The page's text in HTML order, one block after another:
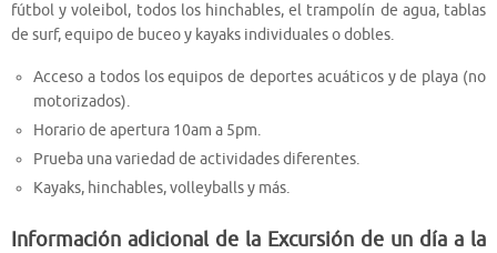
fútbol y voleibol, todos los hinchables, el trampolín de agua, tablas
de surf, equipo de buceo y kayaks individuales o dobles.
Acceso a todos los equipos de deportes acuáticos y de playa (no
motorizados).
Horario de apertura 10am a 5pm.
Prueba una variedad de actividades diferentes.
Kayaks, hinchables, volleyballs y más.
Información adicional de la Excursión de un día a la